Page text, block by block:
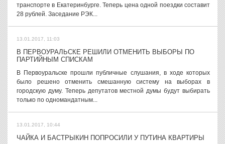
транспорте в Екатеринбурге. Теперь цена одной поездки составит
28 рублей. Заседание РЭК...
13.01.2017, 11:03
В ПЕРВОУРАЛЬСКЕ РЕШИЛИ ОТМЕНИТЬ ВЫБОРЫ ПО
ПАРТИЙНЫМ СПИСКАМ
В Первоуральске прошли публичные слушания, в ходе которых
было решено отменить смешанную систему на выборах в
городскую думу. Теперь депутатов местной думы будут выбирать
только по одномандатным...
13.01.2017, 10:44
ЧАЙКА И БАСТРЫКИН ПОПРОСИЛИ У ПУТИНА КВАРТИРЫ